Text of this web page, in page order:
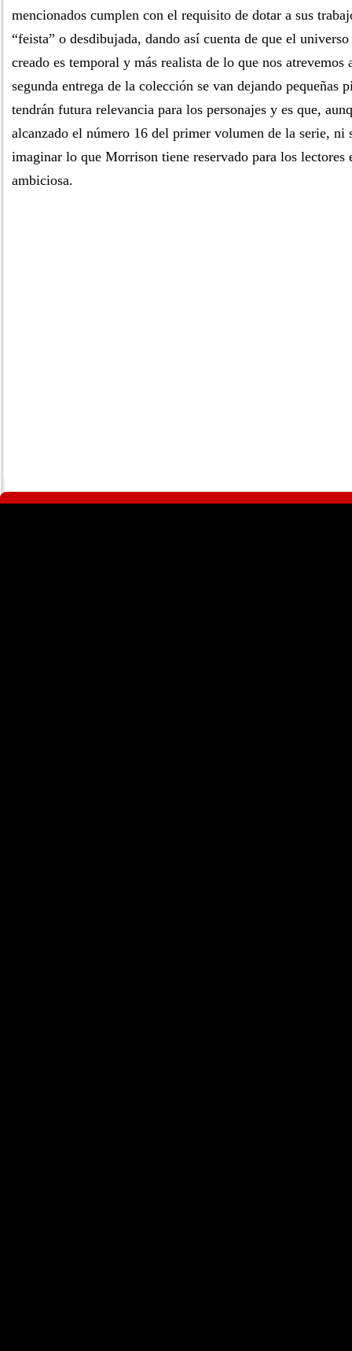
mencionados cumplen con el requisito de dotar a sus
“feista” o desdibujada, dando así cuenta de que el
creado es temporal y más realista de lo que nos atrevemos
segunda entrega de la colección se van dejando pequeñas
tendrán futura relevancia para los personajes y es que,
alcanzado el número 16 del primer volumen de la serie, ni
imaginar lo que Morrison tiene reservado para los lectores
ambiciosa.